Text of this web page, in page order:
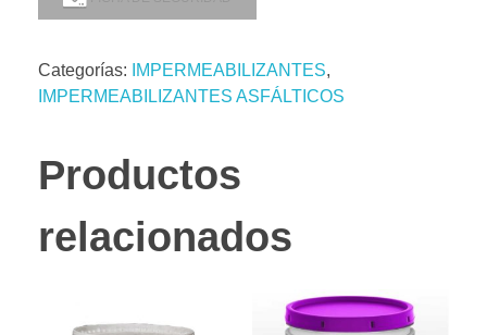
Categorías: IMPERMEABILIZANTES,
IMPERMEABILIZANTES ASFÁLTICOS
Productos
relacionados